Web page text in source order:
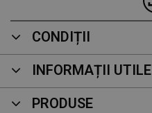
CONDIȚII
INFORMAȚII UTILE
PRODUSE